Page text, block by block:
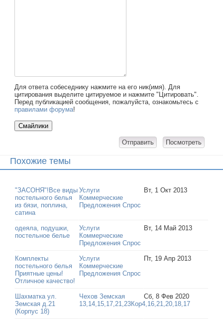
Для ответа собеседнику нажмите на его ник(имя). Для
цитирования выделите цитируемое и нажмите "Цитировать".
Перед публикацией сообщения, пожалуйста, ознакомьтесь с
правилами форума!
Похожие темы
"ЗАСОНЯ"!Все виды
постельного белья
из бязи, поплина,
сатина
Услуги
Коммерческие
Предложения Спрос
Вт, 1 Окт 2013
одеяла, подушки,
постельное белье
Услуги
Коммерческие
Предложения Спрос
Вт, 14 Май 2013
Комплекты
постельного белья
Приятные цены!
Отличное качество!
Услуги
Коммерческие
Предложения Спрос
Пт, 19 Апр 2013
Шахматка ул.
Земская д.21
(Корпус 18)
Чехов Земская
13,14,15,17,21,23Кор4,16,21,20,18,17
Сб, 8 Фев 2020